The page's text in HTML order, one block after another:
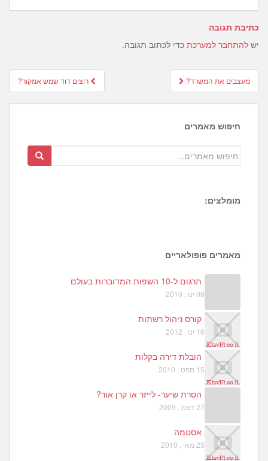
כתיבת תגובה
יש להתחבר למערכת כדי לכתוב תגובה.
Post
navigation
רוצים דוד שמש אמקור? מעצבים את המשרד?
חיפוש מאמרים
מומלצים:
מאמרים פופולאריים
תרגום ל-10 השפות המדוברות בעולם
08 ינו , 2010
קורס ניהול רשתות
16 ינו , 2012
הובלת דירה בקלות
15 ספט , 2010
הסרת שיער- לייזר או קרן אור?
27 דצמ , 2009
אסטמה
25 מאי , 2010